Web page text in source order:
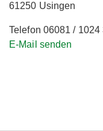
61250 Usingen
Telefon 06081 / 1024
E-Mail senden